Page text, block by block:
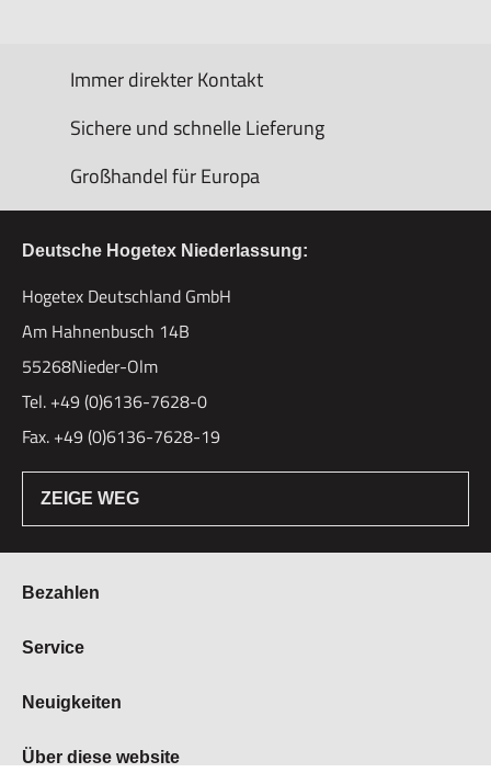
Immer direkter Kontakt
Sichere und schnelle Lieferung
Großhandel für Europa
Deutsche Hogetex Niederlassung:
Hogetex Deutschland GmbH
Am Hahnenbusch 14B
55268Nieder-Olm
Tel. +49 (0)6136-7628-0
Fax. +49 (0)6136-7628-19
ZEIGE WEG
Bezahlen
Bestellung & Zahlung
Vertrag widerrufen
Lieferzeiten
Service
Über Hogetex
Kundenservice
Neuigkeiten
Messen
Über diese website